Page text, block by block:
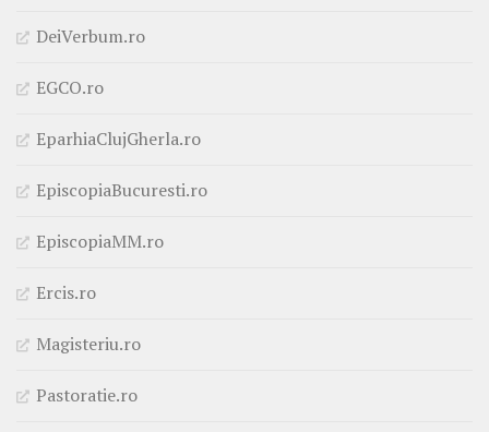
DeiVerbum.ro
EGCO.ro
EparhiaClujGherla.ro
EpiscopiaBucuresti.ro
EpiscopiaMM.ro
Ercis.ro
Magisteriu.ro
Pastoratie.ro